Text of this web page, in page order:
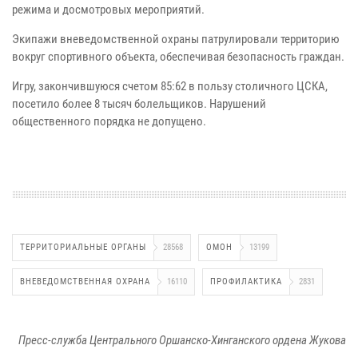
режима и досмотровых мероприятий.
Экипажи вневедомственной охраны патрулировали территорию
вокруг спортивного объекта, обеспечивая безопасность граждан.
Игру, закончившуюся счетом 85:62 в пользу столичного ЦСКА,
посетило более 8 тысяч болельщиков. Нарушений
общественного порядка не допущено.
ТЕРРИТОРИАЛЬНЫЕ ОРГАНЫ 28568 ОМОН 13199
ВНЕВЕДОМСТВЕННАЯ ОХРАНА 16110 ПРОФИЛАКТИКА 2831
Пресс-служба Центрального Оршанско-Хинганского ордена Жукова